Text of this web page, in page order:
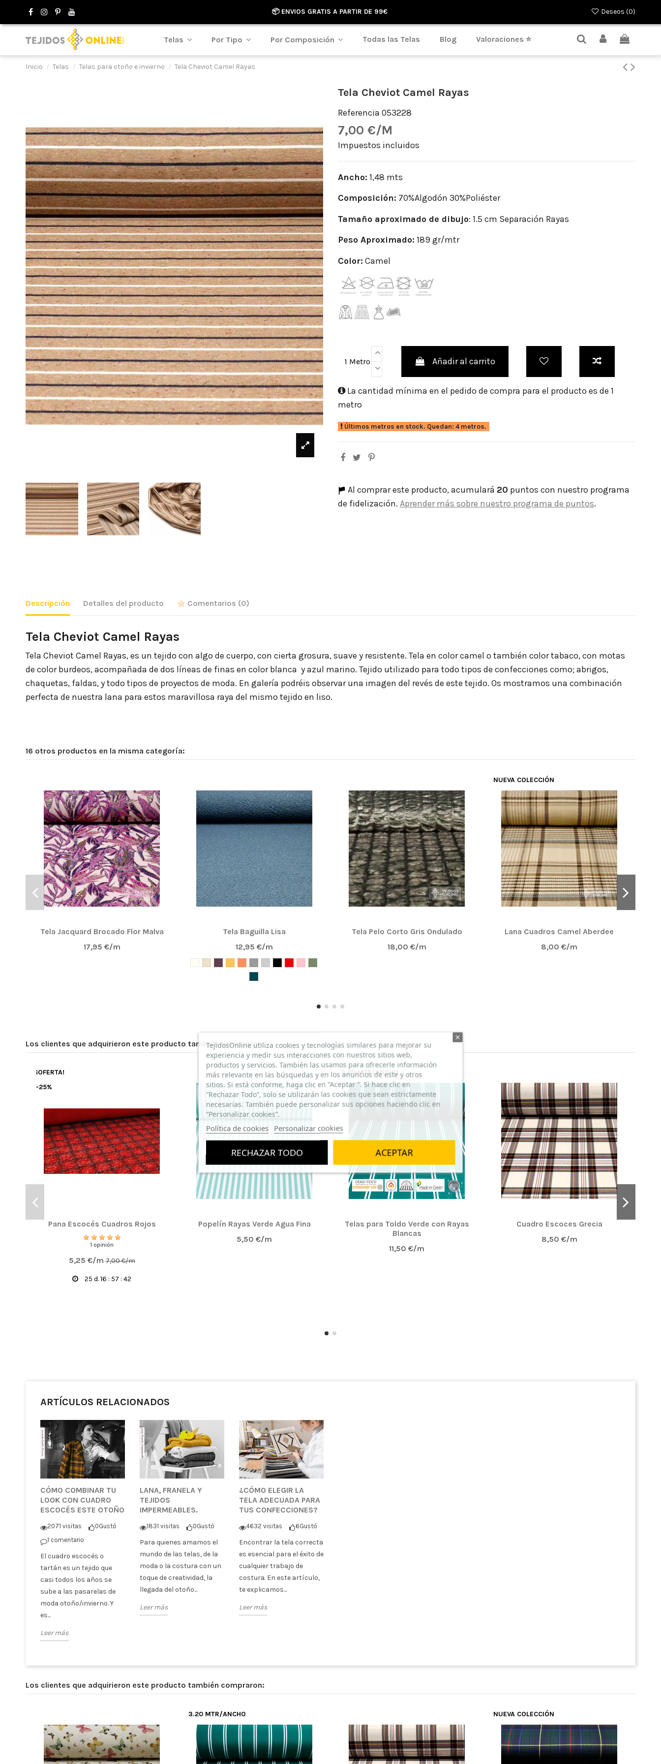
📦 ENVIOS GRATIS A PARTIR DE 99€ Deseos (0)
Telas Por Tipo Por Composición Todas las Telas Blog Valoraciones ⭐
Inicio Telas Telas para otoño e invierno Tela Cheviot Camel Rayas
Tela Cheviot Camel Rayas
Referencia 053228
7,00 €/M
Impuestos incluidos
Ancho: 1,48 mts
Composición: 70%Algodón 30%Poliéster
Tamaño aproximado de dibujo: 1.5 cm Separación Rayas
Peso Aproximado: 189 gr/mtr
Color: Camel
1 Metro Añadir al carrito
La cantidad mínima en el pedido de compra para el producto es de 1
metro
Últimos metros en stock. Quedan: 4 metros.
Al comprar este producto, acumulará 20 puntos con nuestro programa
de fidelización. Aprender más sobre nuestro programa de puntos.
Descripción Detalles del producto Comentarios (0)
Tela Cheviot Camel Rayas
Tela Cheviot Camel Rayas, es un tejido con algo de cuerpo, con cierta grosura, suave y resistente. Tela en color camel o también color tabaco, con motas
de color burdeos, acompañada de dos líneas de finas en color blanca y azul marino. Tejido utilizado para todo tipos de confecciones como; abrigos,
chaquetas, faldas, y todo tipos de proyectos de moda. En galería podréis observar una imagen del revés de este tejido. Os mostramos una combinación
perfecta de nuestra lana para estos maravillosa raya del mismo tejido en liso.
16 otros productos en la misma categoría:
Tela Jacquard Brocado Flor Malva
17,95 €/m
Tela Baguilla Lisa
12,95 €/m
Tela Pelo Corto Gris Ondulado
18,00 €/m
NUEVA COLECCIÓN
Lana Cuadros Camel Aberdee
8,00 €/m
Los clientes que adquirieron este producto también compraron:
¡OFERTA!
-25%
Pana Escocés Cuadros Rojos
1 opinión
5,25 €/m7,00 €/m
25 d. 16 :57 :41
Popelín Rayas Verde Agua Fina
5,50 €/m
3.20 MTR/ANCHO
Telas para Toldo Verde con Rayas
Blancas
11,50 €/m
Cuadro Escoces Grecia
8,50 €/m
ARTÍCULOS RELACIONADOS
CÓMO COMBINAR TU
LOOK CON CUADRO
ESCOCÉS ESTE OTOÑO
2071 visitas 0Gustó
1 comentario
El cuadro escocés o
tartán es un tejido que
casi todos los años se
sube a las pasarelas de
moda otoño/invierno. Y
es...
Leer más
LANA, FRANELA Y
TEJIDOS
IMPERMEABLES.
1831 visitas 0Gustó
Para quienes amamos el
mundo de las telas, de la
moda o la costura con un
toque de creatividad, la
llegada del otoño...
Leer más
¿CÓMO ELEGIR LA
TELA ADECUADA PARA
TUS CONFECCIONES?
4632 visitas 6Gustó
Encontrar la tela correcta
es esencial para el éxito de
cualquier trabajo de
costura. En este artículo,
te explicamos...
Leer más
Los clientes que adquirieron este producto también compraron:
3.20 MTR/ANCHO NUEVA COLECCIÓN
TejidosOnline utiliza cookies y tecnologías similares para mejorar su
experiencia y medir sus interacciones con nuestros sitios web,
productos y servicios. También las usamos para ofrecerle información
más relevante en las búsquedas y en los anuncios de este y otros
sitios. Si está conforme, haga clic en “Aceptar ”. Si hace clic en
“Rechazar Todo”, solo se utilizarán las cookies que sean estrictamente
necesarias. También puede personalizar sus opciones haciendo clic en
“Personalizar cookies”.
Política de cookies Personalizar cookies
RECHAZAR TODO ACEPTAR